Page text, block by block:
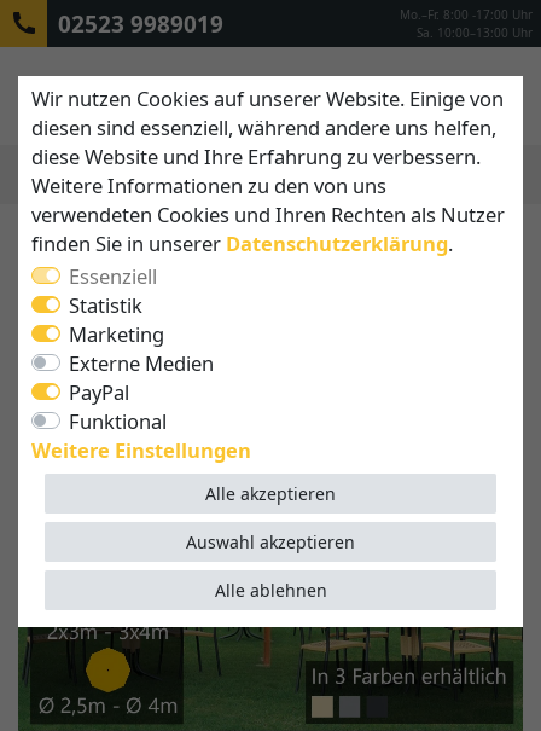
02523 9989019
Mo.–Fr. 8:00 -17:00 Uhr
Sa. 10:00–13:00 Uhr
Wir nutzen Cookies auf unserer Website. Einige von
diesen sind essenziell, während andere uns helfen,
diese Website und Ihre Erfahrung zu verbessern.
Weitere Informationen zu den von uns
verwendeten Cookies und Ihren Rechten als Nutzer
finden Sie in unserer Daten­schutz­erklärung.
Essenziell
Statistik
Marketing
Externe Medien
PayPal
Funktional
Weitere Einstellungen
Alle akzeptieren
Alle ablehnen
Auswahl akzeptieren